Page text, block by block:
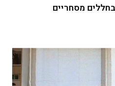
מסחריים